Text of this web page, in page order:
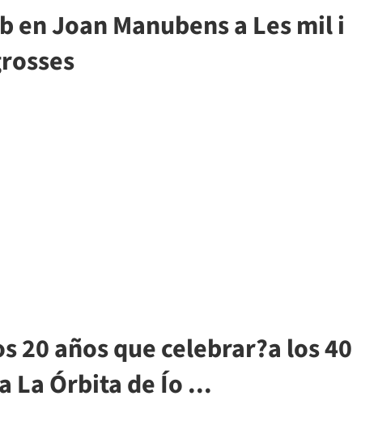
en Joan Manubens a Les mil i
20 años que celebrar?a los 40
La Órbita de Ío ...